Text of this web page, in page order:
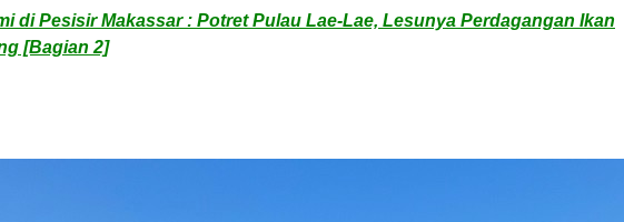
di Pesisir Makassar : Potret Pulau Lae-Lae, Lesunya Perdagangan Ikan
[Bagian 2]